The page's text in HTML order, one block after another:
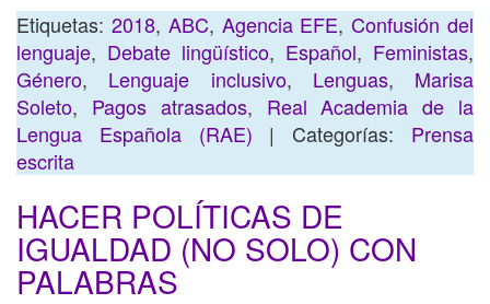
Etiquetas: 2018, ABC, Agencia EFE,Confusión del
lenguaje, Debate lingüístico, Español, Feministas,
Género, Lenguaje inclusivo, Lenguas, Marisa
Soleto, Pagos atrasados, Real Academia de la
Lengua Española (RAE) | Categorías: Prensa
escrita
HACER POLÍTICAS DE
IGUALDAD (NO SOLO) CON
PALABRAS